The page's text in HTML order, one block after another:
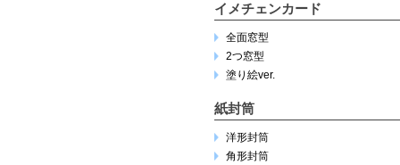
イメチェンカード
全面窓型
2つ窓型
塗り絵ver.
紙封筒
洋形封筒
角形封筒